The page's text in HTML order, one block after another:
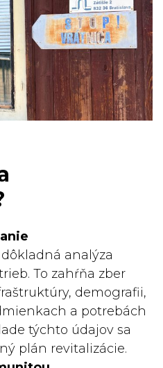
analýza
To zahŕňa zber
demografii,
a potrebách
týchto údajov sa
plán revitalizácie.